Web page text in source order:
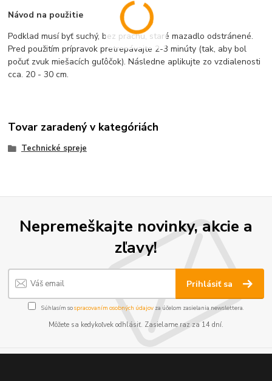
Návod na použitie
Podklad musí byť suchý, bez prachu, staré mazadlo odstránené.
Pred použitím prípravok pretrepávajte 2-3 minúty (tak, aby bol
počuť zvuk miešacích guľôčok). Následne aplikujte zo vzdialenosti
cca. 20 - 30 cm.
Tovar zaradený v kategóriách
Technické spreje
Nepremeškajte novinky, akcie a
zľavy!
Prihlásiť sa
Súhlasím sospracovaním osobných údajov za účelom zasielania newslettera.
Môžete sa kedykoľvek odhlásiť. Zasielame raz za 14 dní.